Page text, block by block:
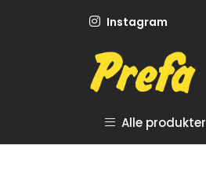
Instagram
Alle produkter